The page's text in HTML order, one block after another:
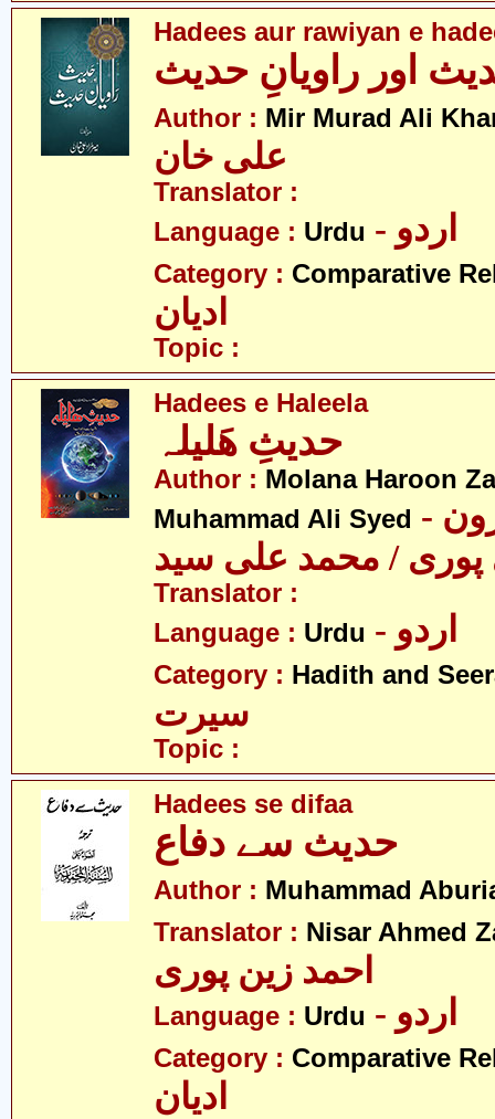
Hadees aur rawiyan e
اور راویانِ حدیث
Author : Mir Murad Ali
علی خان
Translator :
Language : Urdu - اردو
Category : Comparative
ادیان
Topic :
Hadees e Haleela
حدیثِ ھَلیلہ
Author : Molana Haroon
Muhammad Ali Syed - مولانا ہارون
پوری / محمد علی سید
Translator :
Language : Urdu - اردو
Category : Hadith and
سیرت
Topic :
Hadees se difaa
حدیث سے دفاع
Author : Muhammad
Translator : Nisar Ahmed
احمد زین پوری
Language : Urdu - اردو
Category : Comparative
ادیان